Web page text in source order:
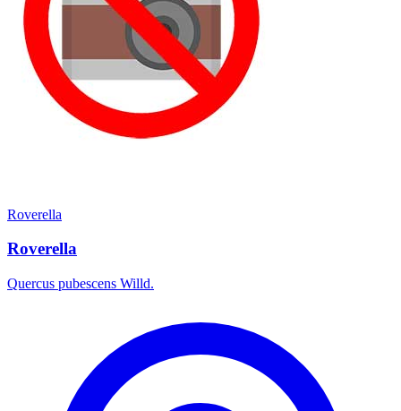
Roverella
Roverella
Quercus pubescens Willd.